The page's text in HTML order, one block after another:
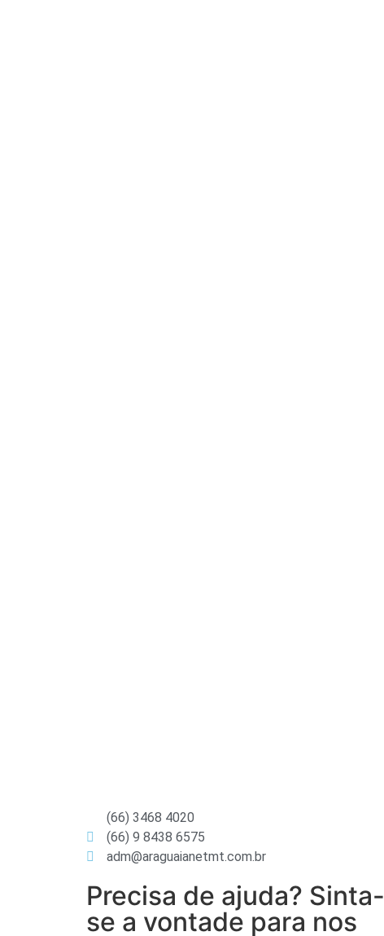
(66) 3468 4020
(66) 9 8438 6575
adm@araguaianetmt.com.br
Precisa de ajuda? Sinta-
se a vontade para nos